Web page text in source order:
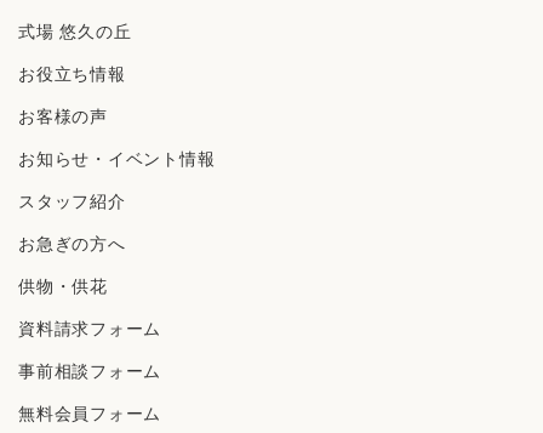
式場 悠久の丘
お役立ち情報
お客様の声
お知らせ・イベント情報
スタッフ紹介
お急ぎの方へ
供物・供花
資料請求フォーム
事前相談フォーム
無料会員フォーム